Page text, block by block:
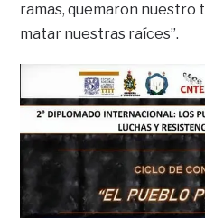
ramas, quemaron nuestro
matar nuestras raíces”.